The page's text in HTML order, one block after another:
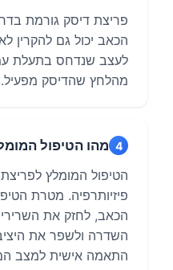
פריצת דיסק גורמת
הכאב יכול גם להקרין
לעצב שנדחס בתעלת
מהלחץ שהדיסק מפעיל.
4 מהו הטיפול
הטיפול המומלץ
פיזיותרפיה. מטרת
הכאב, לחזק את
השדרה ולשפר את
התאמה אישית למצב